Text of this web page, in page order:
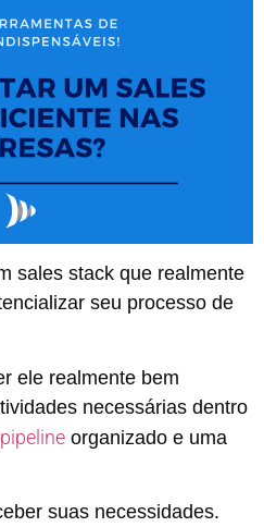
sales stack que realmente
seu processo de
ele realmente bem
necessárias dentro
pipeline organizado e uma
suas necessidades.